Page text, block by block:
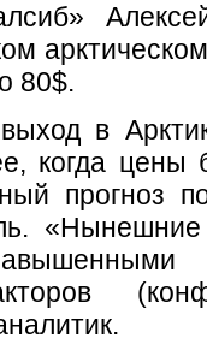
80$.
в
когда
прогноз